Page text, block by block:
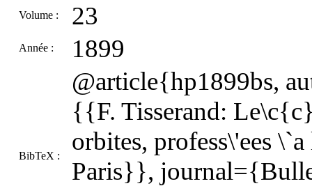
Volume : 23
Année : 1899
BibTeX :
@article{hp1899bs,
{{F. Tisserand:
orbites, profess\'ees
Paris}},